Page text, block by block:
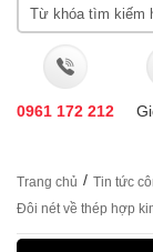
0961 172 212
Trang chủ / Tin tức
Đôi nét về thép hợp